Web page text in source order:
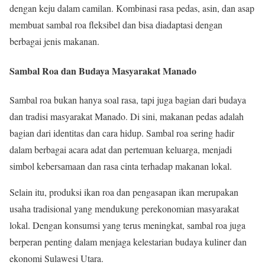
dengan keju dalam camilan. Kombinasi rasa pedas, asin, dan asap
membuat sambal roa fleksibel dan bisa diadaptasi dengan
berbagai jenis makanan.
Sambal Roa dan Budaya Masyarakat Manado
Sambal roa bukan hanya soal rasa, tapi juga bagian dari budaya
dan tradisi masyarakat Manado. Di sini, makanan pedas adalah
bagian dari identitas dan cara hidup. Sambal roa sering hadir
dalam berbagai acara adat dan pertemuan keluarga, menjadi
simbol kebersamaan dan rasa cinta terhadap makanan lokal.
Selain itu, produksi ikan roa dan pengasapan ikan merupakan
usaha tradisional yang mendukung perekonomian masyarakat
lokal. Dengan konsumsi yang terus meningkat, sambal roa juga
berperan penting dalam menjaga kelestarian budaya kuliner dan
ekonomi Sulawesi Utara.